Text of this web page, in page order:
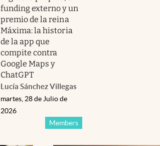
funding externo y un
premio de la reina
Máxima: la historia
de la app que
compite contra
Google Maps y
ChatGPT
Lucía Sánchez Villegas
Members
martes, 28 de Julio de
2026